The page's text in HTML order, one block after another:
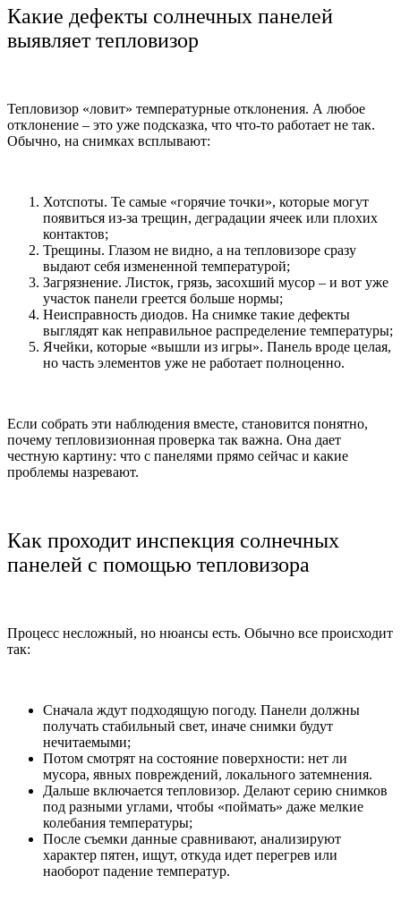
Какие дефекты солнечных панелей
выявляет тепловизор
Тепловизор «ловит» температурные отклонения. А любое
отклонение – это уже подсказка, что что-то работает не так.
Обычно, на снимках всплывают:
Хотспоты. Те самые «горячие точки», которые могут
появиться из-за трещин, деградации ячеек или плохих
контактов;
Трещины. Глазом не видно, а на тепловизоре сразу
выдают себя измененной температурой;
Загрязнение. Листок, грязь, засохший мусор – и вот уже
участок панели греется больше нормы;
Неисправность диодов. На снимке такие дефекты
выглядят как неправильное распределение температуры;
Ячейки, которые «вышли из игры». Панель вроде целая,
но часть элементов уже не работает полноценно.
Если собрать эти наблюдения вместе, становится понятно,
почему тепловизионная проверка так важна. Она дает
честную картину: что с панелями прямо сейчас и какие
проблемы назревают.
Как проходит инспекция солнечных
панелей с помощью тепловизора
Процесс несложный, но нюансы есть. Обычно все происходит
так:
Сначала ждут подходящую погоду. Панели должны
получать стабильный свет, иначе снимки будут
нечитаемыми;
Потом смотрят на состояние поверхности: нет ли
мусора, явных повреждений, локального затемнения.
Дальше включается тепловизор. Делают серию снимков
под разными углами, чтобы «поймать» даже мелкие
колебания температуры;
После съемки данные сравнивают, анализируют
характер пятен, ищут, откуда идет перегрев или
наоборот падение температур.